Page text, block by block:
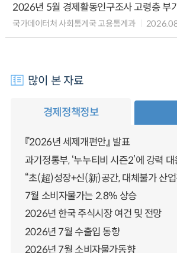
2026년 5월 경제활동인구조사 고령층 부
국가데이터처 사회통계국 고용통계과
많이 본 자료
경제정책정보
『2026년 세제개편안』 발표
과기정통부, ‘누누티비 시즌2’에 강력
“초(超)성장+신(新)공간, 대체불가 산업
7월 소비자물가는 2.8% 상승
2026년 한국 주식시장 여건 및 전망
2026년 7월 수출입 동향
2026년 7월 소비자물가동향